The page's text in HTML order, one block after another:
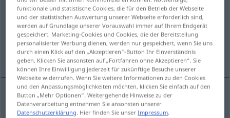
Übersicht aller Übersetzungen
(Für mehr Details die Übersetzung anklicken/antippen)
excursión
excursiónf Ausflug
funktionale und statistische Cookies, die für den Betrieb der Webseite
und der statistischen Auswertung unserer Webseite erforderlich sind,
werden auf Grundlage unserer Vorauswahl immer auf Ihrem Endgerät
gespeichert. Marketing-Cookies und Cookies, die der Bereitstellung
personalisierter Werbung dienen, werden nur gespeichert, wenn Sie uns
durch einen Klick auf den „Akzeptieren“-Button Ihr Einverständnis
geben. Klicken Sie ansonsten auf „Fortfahren ohne Akzeptieren“. Sie
können Ihre Einwilligung jederzeit für zukünftige Besuche unserer
Webseite widerrufen. Wenn Sie weitere Informationen zu den Cookies
und den Anpassungsmöglichkeiten möchten, klicken Sie einfach auf den
Button „Mehr Optionen“. Weitergehende Hinweise zu der
Datenverarbeitung entnehmen Sie ansonsten unserer
Datenschutzerklärung. Hier finden Sie unserImpressum.